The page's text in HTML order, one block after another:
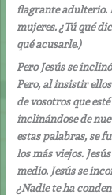
flagrante adulterio.
mujeres. ¿Tú qué
qué acusarle.)
Pero Jesús se
Pero, al insistir
de vosotros que
inclinándose de
estas palabras, se
los más viejos.
medio. Jesús se
¿Nadie te ha